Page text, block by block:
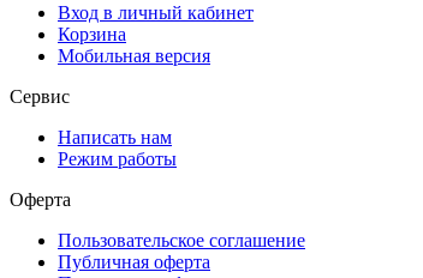
Вход в личный кабинет
Корзина
Мобильная версия
Сервис
Написать нам
Режим работы
Оферта
Пользовательское соглашение
Публичная оферта